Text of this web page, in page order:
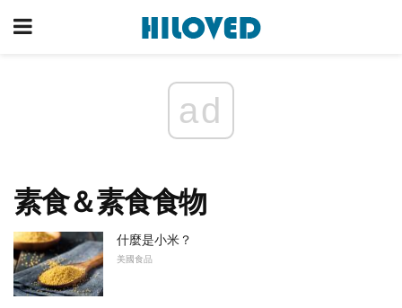
ad
素食＆素食食物
什麼是小米？
美國食品